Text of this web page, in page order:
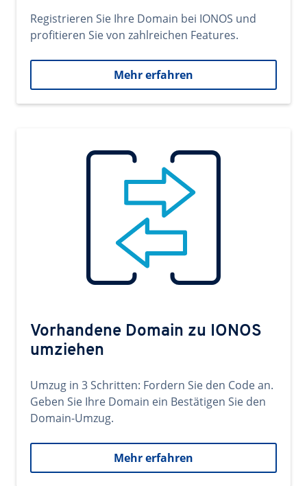
Registrieren Sie Ihre Domain bei IONOS und
profitieren Sie von zahlreichen Features.
Mehr erfahren
Vorhandene Domain zu IONOS
umziehen
Umzug in 3 Schritten: Fordern Sie den Code an.
Geben Sie Ihre Domain ein Bestätigen Sie den
Domain-Umzug.
Mehr erfahren